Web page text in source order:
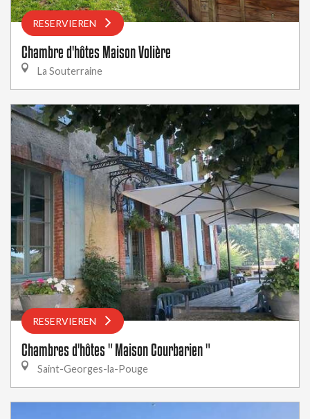
RESERVIEREN
Chambre d'hôtes Maison Volière
La Souterraine
RESERVIEREN
Chambres d'hôtes " Maison Courbarien "
Saint-Georges-la-Pouge